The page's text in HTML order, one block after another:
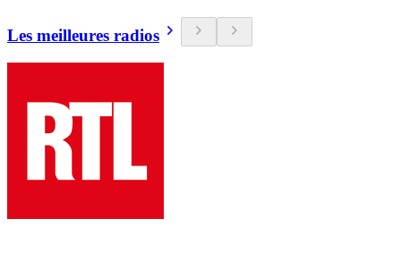
Les meilleures radios